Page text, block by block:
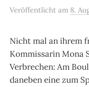
Veröffentlicht am 8.
Nicht mal an ihrem
Kommissarin Mona
Verbrechen: Am
daneben eine zum